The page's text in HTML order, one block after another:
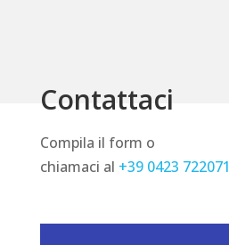
Contattaci
Compila il form o
chiamaci al +39 0423 722071